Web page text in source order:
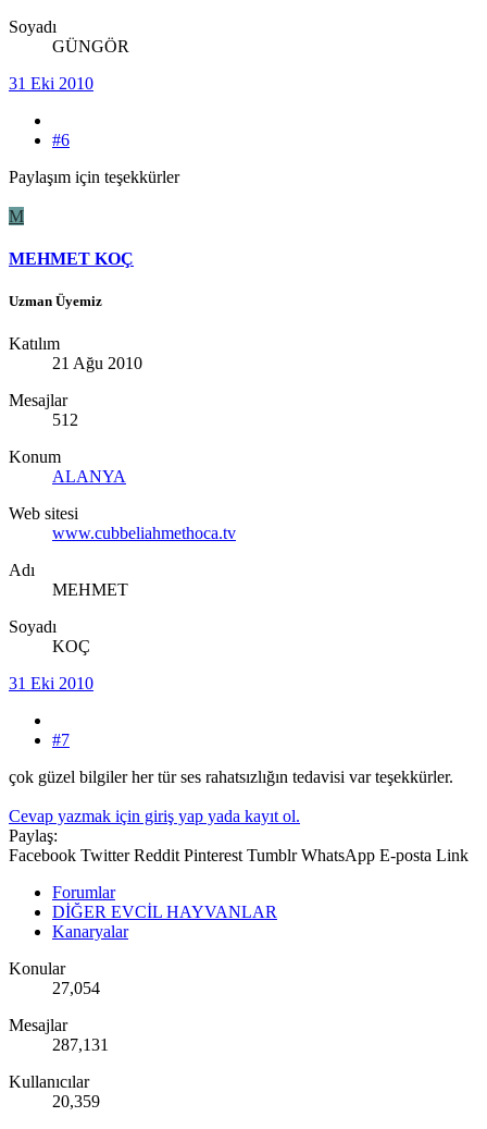
Soyadı
GÜNGÖR
31 Eki 2010
#6
Paylaşım için teşekkürler
M
MEHMET KOÇ
Uzman Üyemiz
Katılım
21 Ağu 2010
Mesajlar
512
Konum
ALANYA
Web sitesi
www.cubbeliahmethoca.tv
Adı
MEHMET
Soyadı
KOÇ
31 Eki 2010
#7
çok güzel bilgiler her tür ses rahatsızlığın tedavisi var teşekkürler.
Cevap yazmak için giriş yap yada kayıt ol.
Paylaş:
Facebook Twitter Reddit Pinterest Tumblr WhatsApp E-posta Link
Forumlar
DİĞER EVCİL HAYVANLAR
Kanaryalar
Konular
27,054
Mesajlar
287,131
Kullanıcılar
20,359